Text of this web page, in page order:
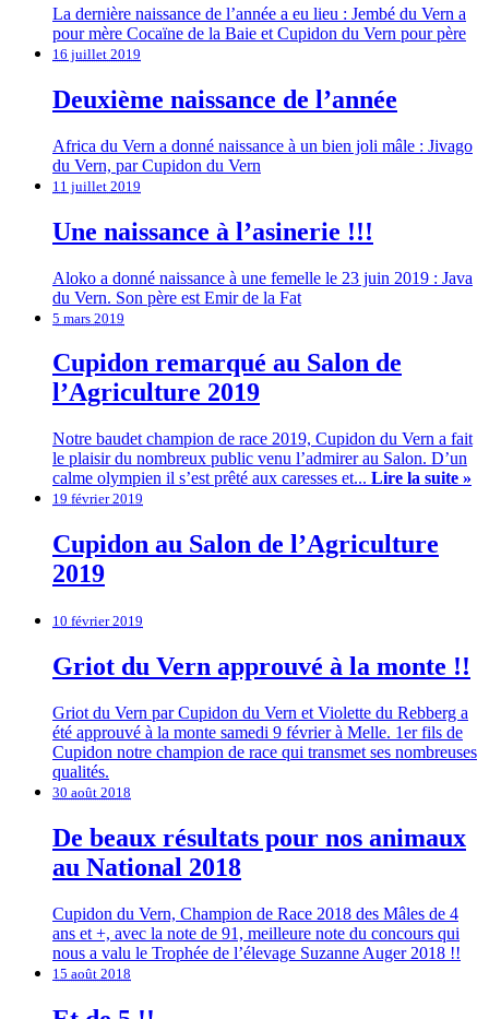
La dernière naissance de l’année a eu lieu : Jembé du Vern a
pour mère Cocaïne de la Baie et Cupidon du Vern pour père
16 juillet 2019
Deuxième naissance de l’année
Africa du Vern a donné naissance à un bien joli mâle : Jivago
du Vern, par Cupidon du Vern
11 juillet 2019
Une naissance à l’asinerie !!!
Aloko a donné naissance à une femelle le 23 juin 2019 : Java
du Vern. Son père est Emir de la Fat
5 mars 2019
Cupidon remarqué au Salon de
l’Agriculture 2019
Notre baudet champion de race 2019, Cupidon du Vern a fait
le plaisir du nombreux public venu l’admirer au Salon. D’un
calme olympien il s’est prêté aux caresses et... Lire la suite »
19 février 2019
Cupidon au Salon de l’Agriculture
2019
10 février 2019
Griot du Vern approuvé à la monte !!
Griot du Vern par Cupidon du Vern et Violette du Rebberg a
été approuvé à la monte samedi 9 février à Melle. 1er fils de
Cupidon notre champion de race qui transmet ses nombreuses
qualités.
30 août 2018
De beaux résultats pour nos animaux
au National 2018
Cupidon du Vern, Champion de Race 2018 des Mâles de 4
ans et +, avec la note de 91, meilleure note du concours qui
nous a valu le Trophée de l’élevage Suzanne Auger 2018 !!
15 août 2018